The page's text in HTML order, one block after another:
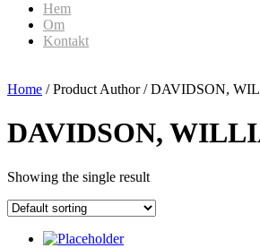
Hem
Om
Kontakt
Home / Product Author / DAVIDSON,
DAVIDSON,
Showing the single result